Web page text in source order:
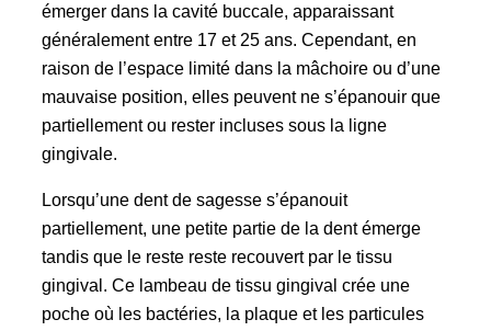
émerger dans la cavité buccale, apparaissant
généralement entre 17 et 25 ans. Cependant, en
raison de l’espace limité dans la mâchoire ou d’une
mauvaise position, elles peuvent ne s’épanouir que
partiellement ou rester incluses sous la ligne
gingivale.
Lorsqu’une dent de sagesse s’épanouit
partiellement, une petite partie de la dent émerge
tandis que le reste reste recouvert par le tissu
gingival. Ce lambeau de tissu gingival crée une
poche où les bactéries, la plaque et les particules